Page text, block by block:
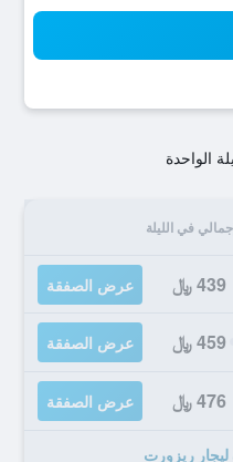
الواحدة
في الليلة
439 ﷼ عرض الصفقة
459 ﷼ عرض الصفقة
476 ﷼ عرض الصفقة